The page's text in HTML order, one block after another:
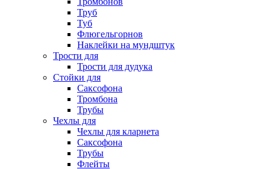
Труб
Туб
Флюгельгорнов
Наклейки на мундштук
Трости для
Трости для дудука
Стойки для
Саксофона
Тромбона
Трубы
Чехлы для
Чехлы для кларнета
Саксофона
Трубы
Флейты